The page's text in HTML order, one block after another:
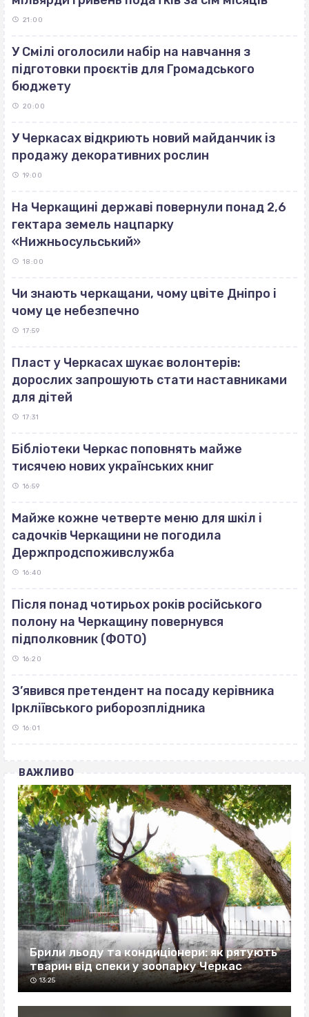
21:00
У Смілі оголосили набір на навчання з
підготовки проєктів для Громадського
бюджету
20:00
У Черкасах відкриють новий майданчик із
продажу декоративних рослин
19:00
На Черкащині державі повернули понад 2,6
гектара земель нацпарку
«Нижньосульський»
18:00
Чи знають черкащани, чому цвіте Дніпро і
чому це небезпечно
17:59
Пласт у Черкасах шукає волонтерів:
дорослих запрошують стати наставниками
для дітей
17:31
Бібліотеки Черкас поповнять майже
тисячею нових українських книг
16:59
Майже кожне четверте меню для шкіл і
садочків Черкащини не погодила
Держпродспоживслужба
16:40
Після понад чотирьох років російського
полону на Черкащину повернувся
підполковник (ФОТО)
16:20
З’явився претендент на посаду керівника
Іркліївського риборозплідника
16:01
ВАЖЛИВО
Брили льоду та кондиціонери: як рятують
тварин від спеки у зоопарку Черкас
13:25